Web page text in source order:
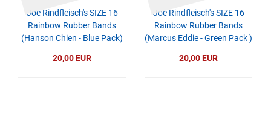
Joe Rindfleisch's SIZE 16
Rainbow Rubber Bands
(Hanson Chien - Blue Pack)
20,00 EUR
Joe Rindfleisch's SIZE 16
Rainbow Rubber Bands
(Marcus Eddie - Green Pack )
20,00 EUR